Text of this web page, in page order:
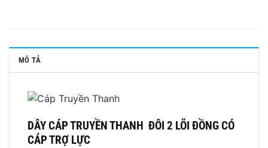
MÔ TẢ
DÂY CÁP TRUYỀN THANH ĐÔI 2 LÕI ĐỒNG CÓ
CÁP TRỢ LỰC